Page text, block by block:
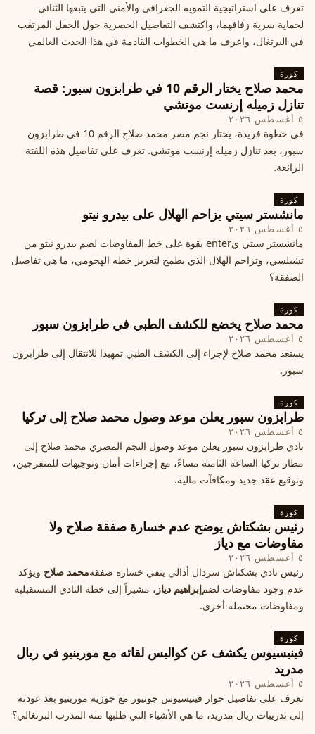
تعرف على استراتيجية التمويه الجغرافي والأمني التي يتبعها الثنائي
لحماية سرية زفافهما، واكتشف التفاصيل الحصرية حول الحفل المرتقب
في البرتغال، واعرف ما هي الخطوات القادمة في هذا الحدث العالمي
كورة
محمد صلاح يختار الرقم 10 في طرابزون سبور: قصة
تنازل زميله إرنست موتشي
٥ أغسطس ٢٠٢٦
في خطوة فريدة، يختار نجم مصر محمد صلاح الرقم 10 في طرابزون
سبور، بعد تنازل زميله إرنست موتشي. تعرف على تفاصيل هذه اللفتة
الرائعة.
كورة
مانشستر سيتي يزاحم الهلال على بيدرو نيتو
٥ أغسطس ٢٠٢٦
مانشستر سيتي يenter بقوة على خط المفاوضات لضم بيدرو نيتو من
تشيلسي، وتزاحم الهلال الذي يطمح لتعزيز خطه الهجومي، ما هي تفاصيل
الصفقة؟
كورة
محمد صلاح يخضع للكشف الطبي في طرابزون سبور
٥ أغسطس ٢٠٢٦
يستعد محمد صلاح لإجراء إلى الكشف الطبي تمهيدا للانتقال إلى طرابزون
سبور.
كورة
طرابزون سبور يعلن موعد وصول محمد صلاح إلى تركيا
٥ أغسطس ٢٠٢٦
نادي طرابزون سبور يعلن موعد وصول النجم المصري محمد صلاح إلى
مطار تركيا الساعة الثامنة مساءً، مع إجراءات أمان وتوجيهات للمتفرجين،
وتوقيع عقد جديد ومكافآت مالية.
كورة
رئيس بشكتاش يوضح عدم خسارة صفقة صلاح ولا
مفاوضات مع دياز
٥ أغسطس ٢٠٢٦
رئيس نادي بشكتاش سردال أدالي ينفي خسارة صفقةمحمد صلاح ويؤكد
عدم وجود مفاوضات لضمإبراهيم دياز ، مشيراً إلى خطة النادي المستقبلية
ومفاوضات محتملة أخرى.
كورة
فينيسيوس يكشف عن كواليس لقائه مع مورينيو في ريال
مدريد
٥ أغسطس ٢٠٢٦
تعرف على تفاصيل حوار فينيسيوس جونيور مع جوزيه مورينيو بعد عودته
إلى تدريبات ريال مدريد، ما هي الأشياء التي طلبها منه المدرب البرتغالي؟